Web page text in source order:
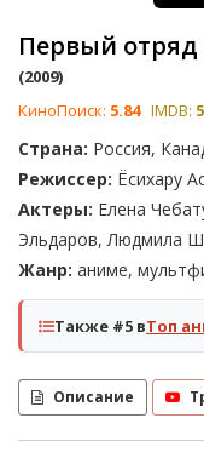
Первый отряд
(2009)
КиноПоиск: 5.84 IMDB:
Страна: Россия,
Режиссер: Ёсихару
Актеры: Елена
Эльдаров, Людмила
Жанр: аниме,
Также #5 вТоп
Описание